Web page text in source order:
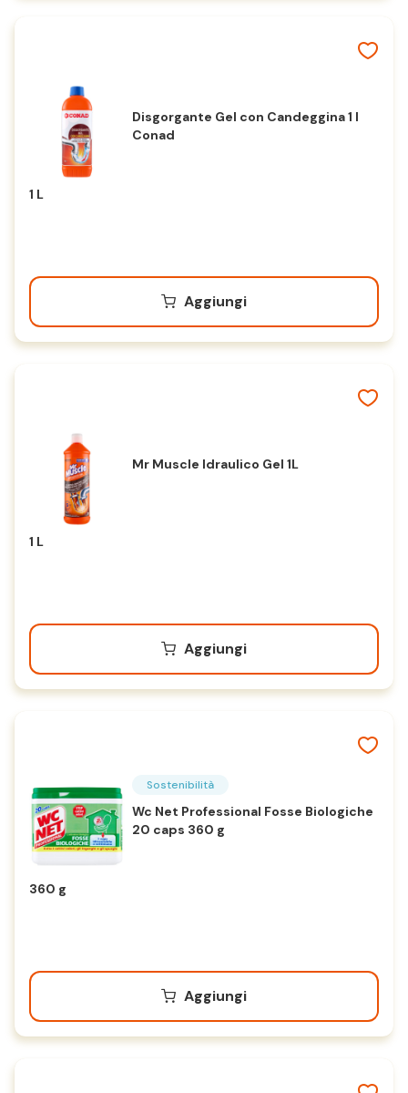
Disgorgante Gel con Candeggina 1 l
Conad
1 L
Aggiungi
Mr Muscle Idraulico Gel 1L
1 L
Aggiungi
Sostenibilità
Wc Net Professional Fosse Biologiche
20 caps 360 g
360 g
Aggiungi